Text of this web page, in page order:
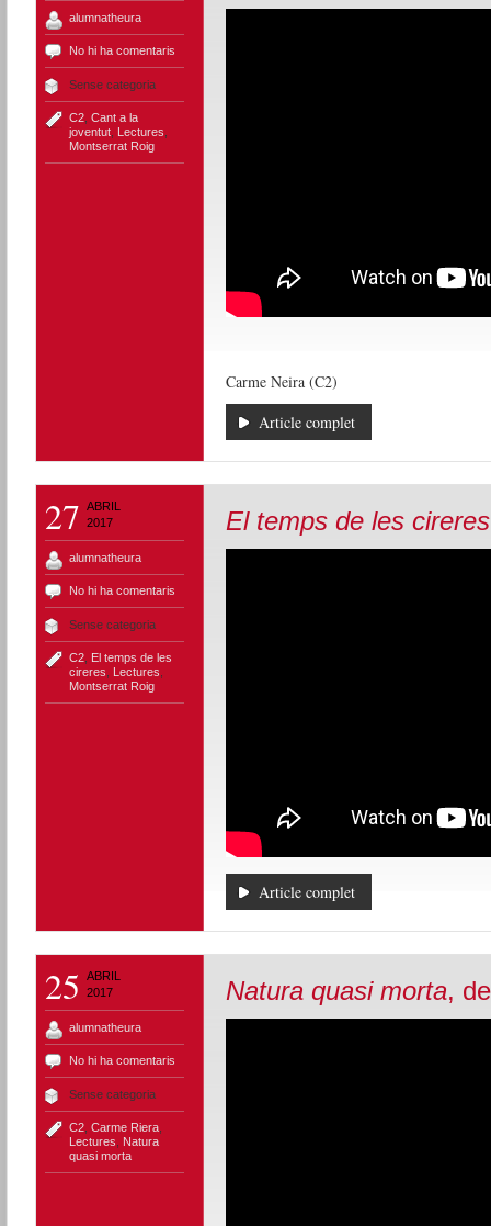
alumnatheura
No hi ha comentaris
Sense categoria
C2, Cant a la
joventut, Lectures
Montserrat Roig
Carme Neira (C2)
Article complet
27 ABRIL
2017
alumnatheura
No hi ha comentaris
Sense categoria
C2, El temps de les
cireres
Lectures
Montserrat Roig
El temps de les cireres
Article complet
25
ABRIL
2017
alumnatheura
No hi ha comentaris
Sense categoria
C2, Carme Riera,
Lectures
Natura
quasi morta
Natura quasi morta,